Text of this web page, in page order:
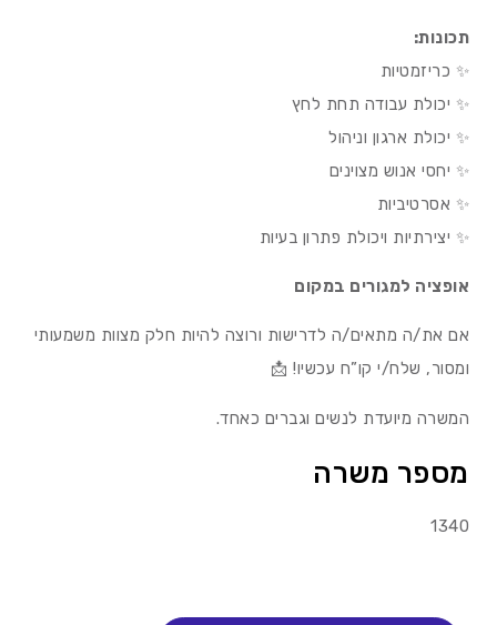
תכונות:
✨ כריזמטיות
✨ יכולת עבודה תחת לחץ
✨ יכולת ארגון וניהול
✨ יחסי אנוש מצוינים
✨ אסרטיביות
✨ יצירתיות ויכולת פתרון בעיות
אופציה למגורים במקום
אם את/ה מתאים/ה לדרישות ורוצה להיות חלק מצוות משמעותי
ומסור, שלח/י קו”ח עכשיו! 📩
המשרה מיועדת לנשים וגברים כאחד.
מספר משרה
1340